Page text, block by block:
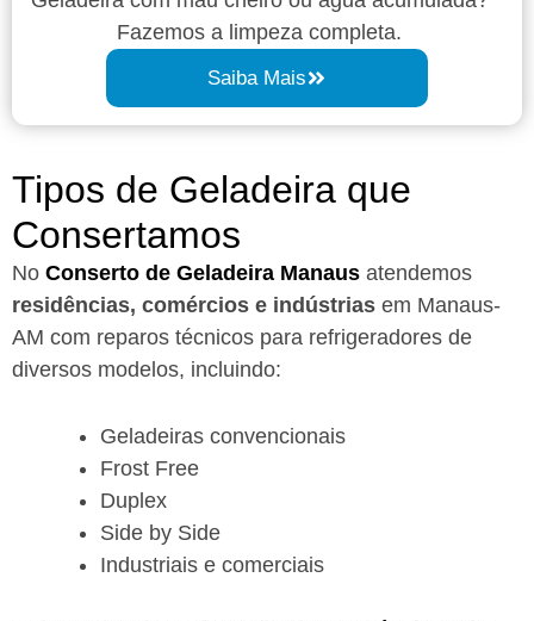
Fazemos a limpeza completa.
Saiba Mais
Tipos de Geladeira que
Consertamos
No Conserto de Geladeira Manaus atendemos
residências, comércios e indústrias em Manaus-
AM com reparos técnicos para refrigeradores de
diversos modelos, incluindo:
Geladeiras convencionais
Frost Free
Duplex
Side by Side
Industriais e comerciais